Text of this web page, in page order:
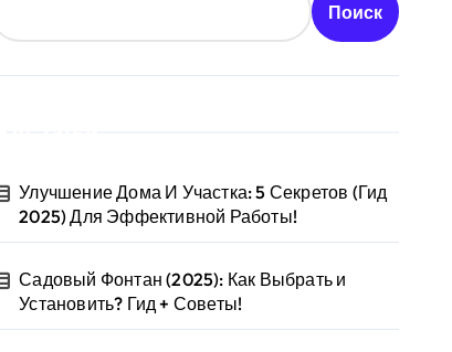
Поиск
Улучшение Дома И Участка: 5 Секретов (Гид
2025) Для Эффективной Работы!
Садовый Фонтан (2025): Как Выбрать и
Установить? Гид + Советы!